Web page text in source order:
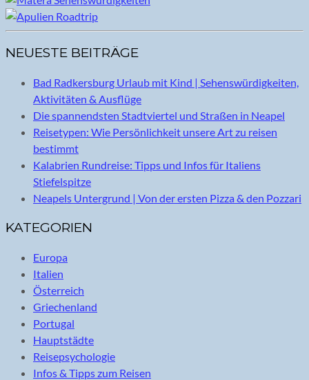
NEUESTE BEITRÄGE
Bad Radkersburg Urlaub mit Kind | Sehenswürdigkeiten,
Aktivitäten & Ausflüge
Die spannendsten Stadtviertel und Straßen in Neapel
Reisetypen: Wie Persönlichkeit unsere Art zu reisen
bestimmt
Kalabrien Rundreise: Tipps und Infos für Italiens
Stiefelspitze
Neapels Untergrund | Von der ersten Pizza & den Pozzari
KATEGORIEN
Europa
Italien
Österreich
Griechenland
Portugal
Hauptstädte
Reisepsychologie
Infos & Tipps zum Reisen